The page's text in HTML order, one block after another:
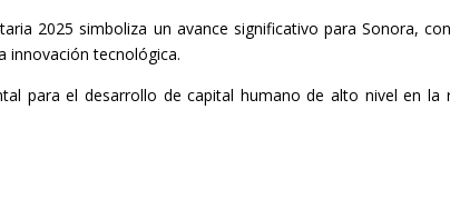
2025 simboliza un avance significativo para Sonora,
innovación tecnológica.
para el desarrollo de capital humano de alto nivel en la